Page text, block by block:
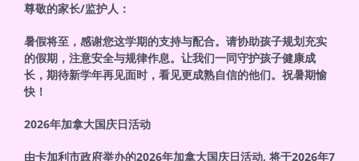
尊敬的家长/监护人：
暑假将至，感谢您这学期的支持与配合。请协助孩子规划充实
的假期，注意安全与规律作息。让我们一同守护孩子健康成
长，期待新学年再见面时，看见更成熟自信的他们。祝暑期愉
快！
2026年加拿大国庆日活动
由卡加利市政府举办的2026年加拿大国庆日活动, 将于2026年7